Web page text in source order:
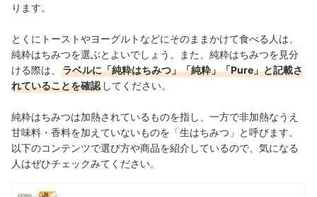
ります。
とくにトーストやヨーグルトなどにそのままかけて食べる人は、
純粋はちみつを選ぶとよいでしょう。
また、 純粋はちみつを見分
ける際は、
ラベルに「純粋はちみつ」「純粋」「Pure」と記載さ
れていることを確認 してください。
純粋はちみつは加熱されているものを指し、一方で非加熱なうえ
甘味料・香料を加えていないものを「生はちみつ」と呼びます。
以下のコンテンツで選び方や商品を紹介しているので、気になる
人はぜひチェックみてください。